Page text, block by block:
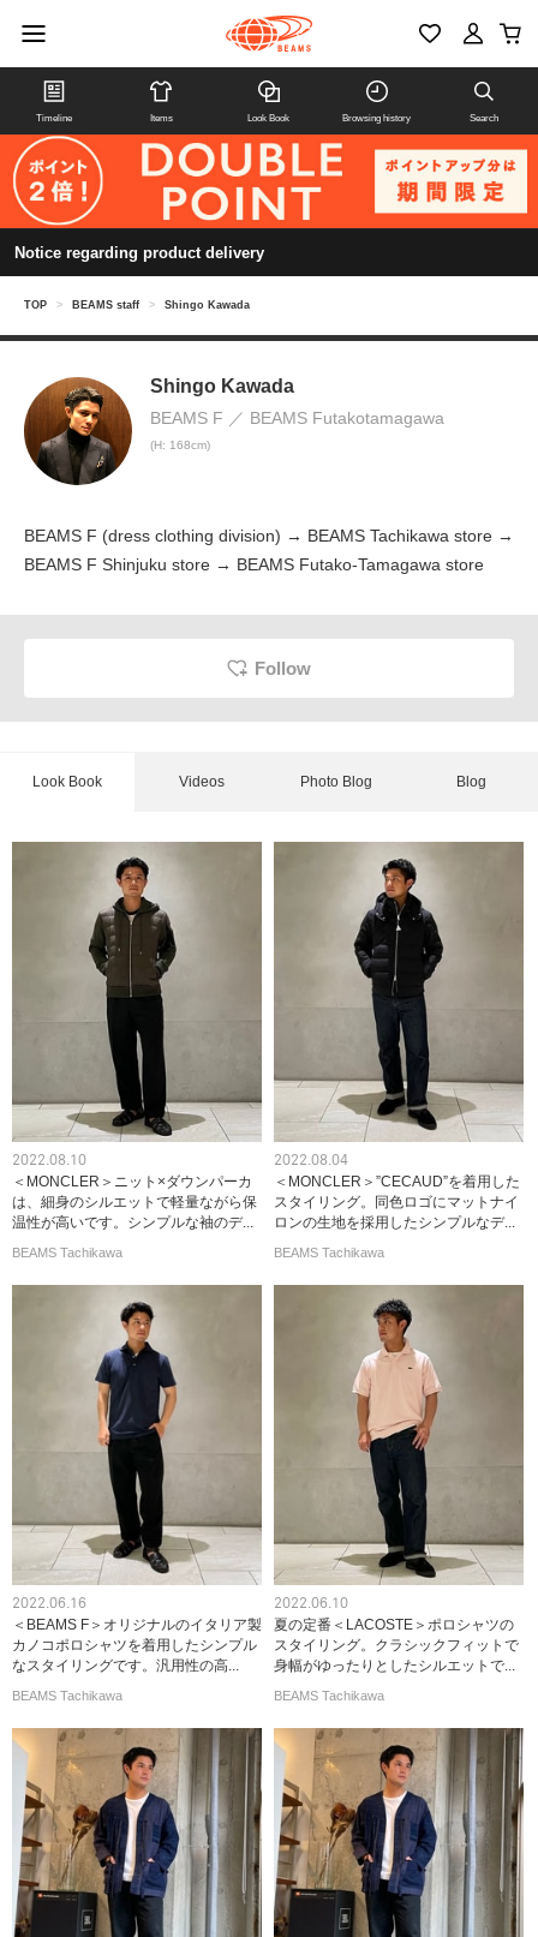
Timeline Items Look Book Browsing history Search
Notice regarding product delivery
TOP > BEAMS staff > Shingo Kawada
Shingo Kawada
BEAMS F BEAMS Futakotamagawa
(H: 168cm)
BEAMS F (dress clothing division) → BEAMS Tachikawa store →
BEAMS F Shinjuku store → BEAMS Futako-Tamagawa store
Follow
Look Book Videos Photo Blog Blog
2022.08.10
＜MONCLER＞ニット×ダウンパーカ
は、細身のシルエットで軽量ながら保
温性が高いです。シンプルな袖のデ...
BEAMS Tachikawa
2022.08.04
＜MONCLER＞”CECAUD”を着用した
スタイリング。同色ロゴにマットナイ
ロンの生地を採用したシンプルなデ...
BEAMS Tachikawa
2022.06.16
＜BEAMS F＞オリジナルのイタリア製
カノコポロシャツを着用したシンプル
なスタイリングです。汎用性の高...
BEAMS Tachikawa
2022.06.10
夏の定番＜LACOSTE＞ポロシャツの
スタイリング。クラシックフィットで
身幅がゆったりとしたシルエットで...
BEAMS Tachikawa